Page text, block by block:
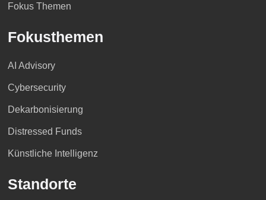
Fokus Themen
Fokusthemen
AI Advisory
Cybersecurity
Dekarbonisierung
Distressed Funds
Künstliche Intelligenz
Standorte